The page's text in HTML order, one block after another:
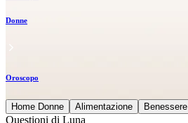
Donne
Oroscopo
Home Donne Alimentazione Benessere
Questioni di Luna